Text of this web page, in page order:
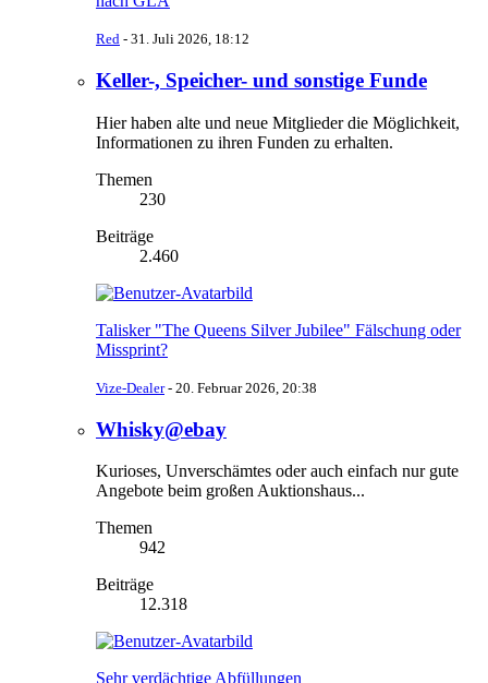
Red - 31. Juli 2026, 18:12
Keller-, Speicher- und sonstige Funde
Hier haben alte und neue Mitglieder die Möglichkeit,
Informationen zu ihren Funden zu erhalten.
Themen
230
Beiträge
2.460
Talisker "The Queens Silver Jubilee" Fälschung oder
Missprint?
Vize-Dealer- 20. Februar 2026, 20:38
Whisky@ebay
Kurioses, Unverschämtes oder auch einfach nur gute
Angebote beim großen Auktionshaus...
Themen
942
Beiträge
12.318
Sehr verdächtige Abfüllungen